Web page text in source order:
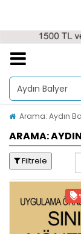
Arama: Aydın
ARAMA:
Filtrele